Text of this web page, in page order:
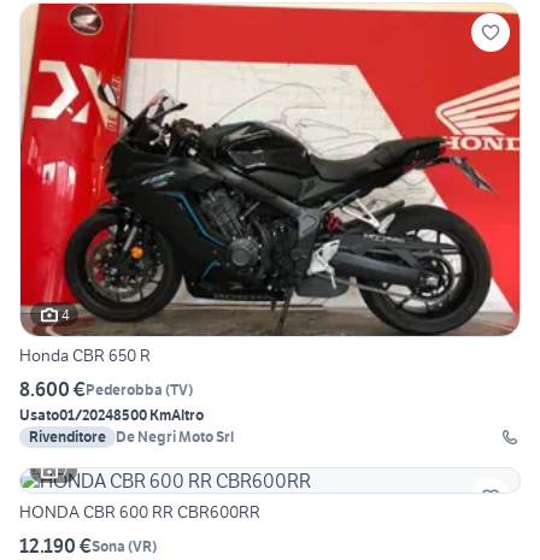
4
Honda CBR 650 R
8.600 €Pederobba (TV)
Usato01/20248500 KmAltro
Rivenditore De Negri Moto Srl
7
HONDA CBR 600 RR CBR600RR
12.190 €Sona (VR)